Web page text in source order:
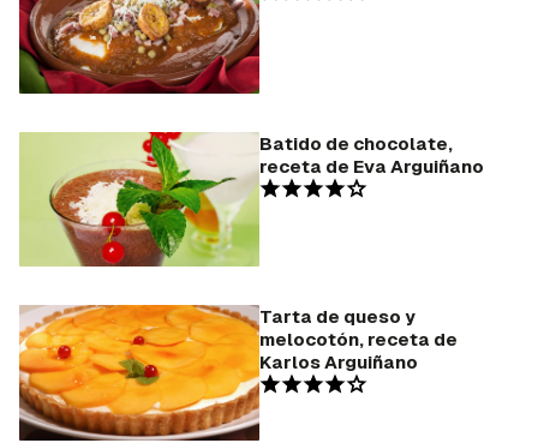
Batido de chocolate,
receta de Eva Arguiñano
Tarta de queso y
melocotón, receta de
Karlos Arguiñano